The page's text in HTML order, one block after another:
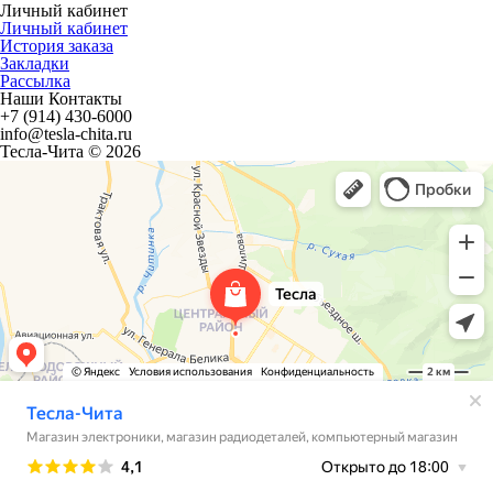
Личный кабинет
Личный кабинет
История заказа
Закладки
Рассылка
Наши Контакты
+7 (914) 430-6000
info@tesla-chita.ru
Тесла-Чита © 2026